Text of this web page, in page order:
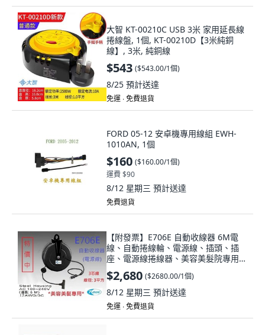
大智 KT-00210C USB 3米 家用延長線
捲線盤, 1個, KT-00210D【3米純銅
線】, 3米, 純銅線
$543 ($543.00/1個)
8/25 預計送達
免運 ∙ 免費退貨
FORD 05-12 安卓機專用線組 EWH-
1010AN, 1個
$160 ($160.00/1個)
運費 $90
8/12 星期三 預計送達
免費退貨
【附發票】E706E 自動收線器 6M電
線、自動捲線輪、電源線、插頭、插
座、電源線捲線器、美容美髮院專用、
HR-706E, 1個, 黑色, 6m
$2,680 ($2680.00/1個)
8/12 星期三 預計送達
免運 ∙ 免費退貨